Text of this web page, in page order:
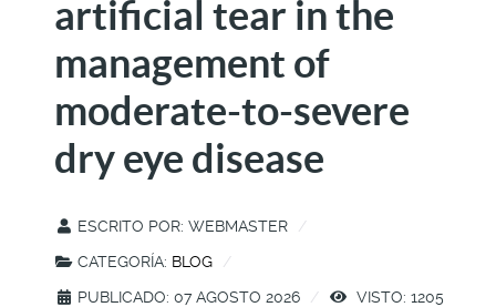
artificial tear in the
management of
moderate-to-severe
dry eye disease
ESCRITO POR: WEBMASTER
CATEGORÍA: BLOG
PUBLICADO: 07 AGOSTO 2026
VISTO: 1205